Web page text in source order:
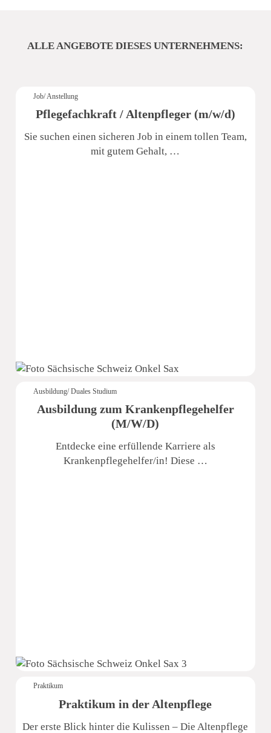
ALLE ANGEBOTE DIESES UNTERNEHMENS:
Job/ Anstellung
Pflegefachkraft / Altenpfleger (m/w/d)
Sie suchen einen sicheren Job in einem tollen Team,
mit gutem Gehalt, …
Ausbildung/ Duales Studium
Ausbildung zum Krankenpflegehelfer
(M/W/D)
Entdecke eine erfüllende Karriere als
Krankenpflegehelfer/in! Diese …
Praktikum
Praktikum in der Altenpflege
Der erste Blick hinter die Kulissen – Die Altenpflege